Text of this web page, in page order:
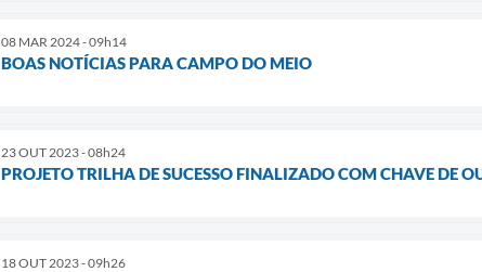
08 MAR 2024 - 09h14
BOAS NOTÍCIAS PARA CAMPO DO MEIO
23 OUT 2023 - 08h24
PROJETO TRILHA DE SUCESSO FINALIZADO COM CHAVE DE
18 OUT 2023 - 09h26